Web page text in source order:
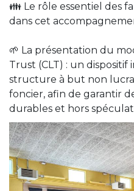
👪 Le rôle essentiel des
dans cet
🌱 La présentation du
Trust (CLT) : un
structure à but non
foncier, afin de garantir
durables et hors